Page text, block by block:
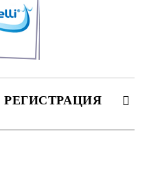
РЕГИСТРАЦИЯ